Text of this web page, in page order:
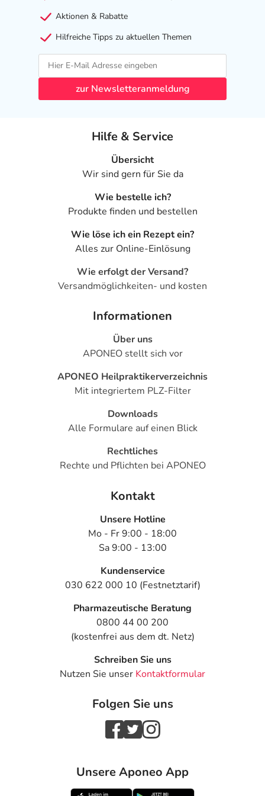
Aktionen & Rabatte
Hilfreiche Tipps zu aktuellen Themen
zur Newsletteranmeldung
Hilfe & Service
Übersicht
Wir sind gern für Sie da
Wie bestelle ich?
Produkte finden und bestellen
Wie löse ich ein Rezept ein?
Alles zur Online-Einlösung
Wie erfolgt der Versand?
Versandmöglichkeiten- und kosten
Informationen
Über uns
APONEO stellt sich vor
APONEO Heilpraktikerverzeichnis
Mit integriertem PLZ-Filter
Downloads
Alle Formulare auf einen Blick
Rechtliches
Rechte und Pflichten bei APONEO
Kontakt
Unsere Hotline
Mo - Fr 9:00 - 18:00
Sa 9:00 - 13:00
Kundenservice
030 622 000 10 (Festnetztarif)
Pharmazeutische Beratung
0800 44 00 200
(kostenfrei aus dem dt. Netz)
Schreiben Sie uns
Nutzen Sie unser Kontaktformular
Folgen Sie uns
Unsere Aponeo App